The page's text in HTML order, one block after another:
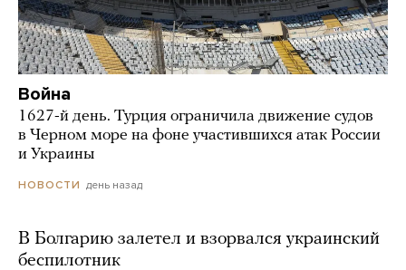
Война
1627-й день. Турция ограничила движение судов
в Черном море на фоне участившихся атак России
и Украины
НОВОСТИ день назад
В Болгарию залетел и взорвался украинский
беспилотник